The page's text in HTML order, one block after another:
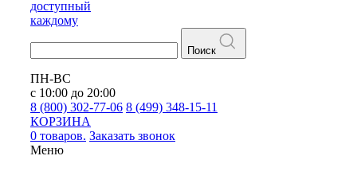
доступный
каждому
Поиск
ПН-ВС
с 10:00 до 20:00
8 (800) 302-77-06 8 (499) 348-15-11
КОРЗИНА
0 товаров. Заказать звонок
Меню